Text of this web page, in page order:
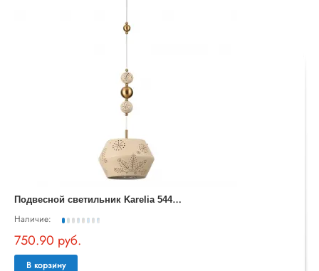
П
одвесной светильник Karelia 5444/1A
Наличие:
750.90 руб.
В корзину